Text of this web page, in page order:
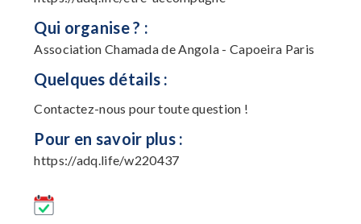
Qui organise ? :
Association Chamada de Angola - Capoeira Paris
Quelques détails :
Contactez-nous pour toute question !
Pour en savoir plus :
https://adq.life/w220437